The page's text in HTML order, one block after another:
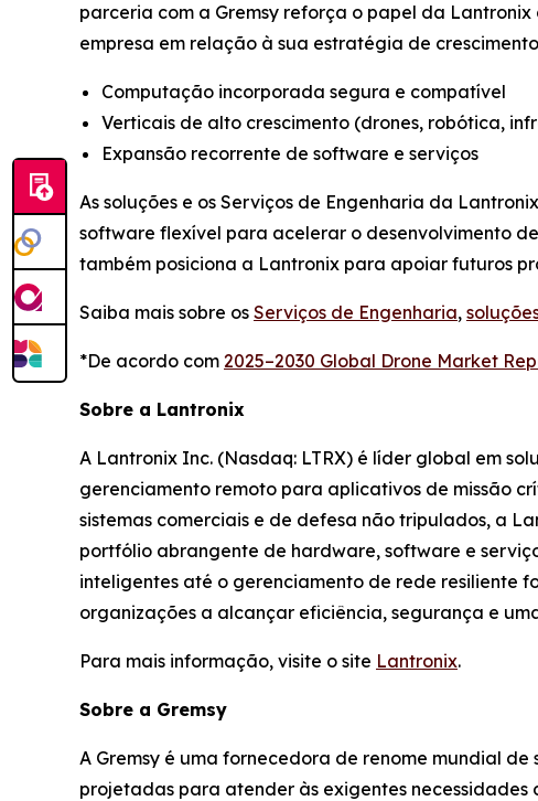
parceria com a Gremsy reforça o papel da
empresa em relação à sua estratégia de
Computação incorporada segura e compatível
Verticais de alto crescimento (drones, robótica,
Expansão recorrente de software e serviços
As soluções e os Serviços de Engenharia da
software flexível para acelerar o desenvolvimento
também posiciona a Lantronix para apoiar futuros
Saiba mais sobre os Serviços de Engenharia,
*De acordo com 2025–2030 Global Drone Market
Sobre a Lantronix
A Lantronix Inc. (Nasdaq: LTRX) é líder global em
gerenciamento remoto para aplicativos de missão
sistemas comerciais e de defesa não tripulados, a
portfólio abrangente de hardware, software e
inteligentes até o gerenciamento de rede resiliente
organizações a alcançar eficiência, segurança e
Para mais informação, visite o site Lantronix.
Sobre a Gremsy
A Gremsy é uma fornecedora de renome mundial
projetadas para atender às exigentes necessidades